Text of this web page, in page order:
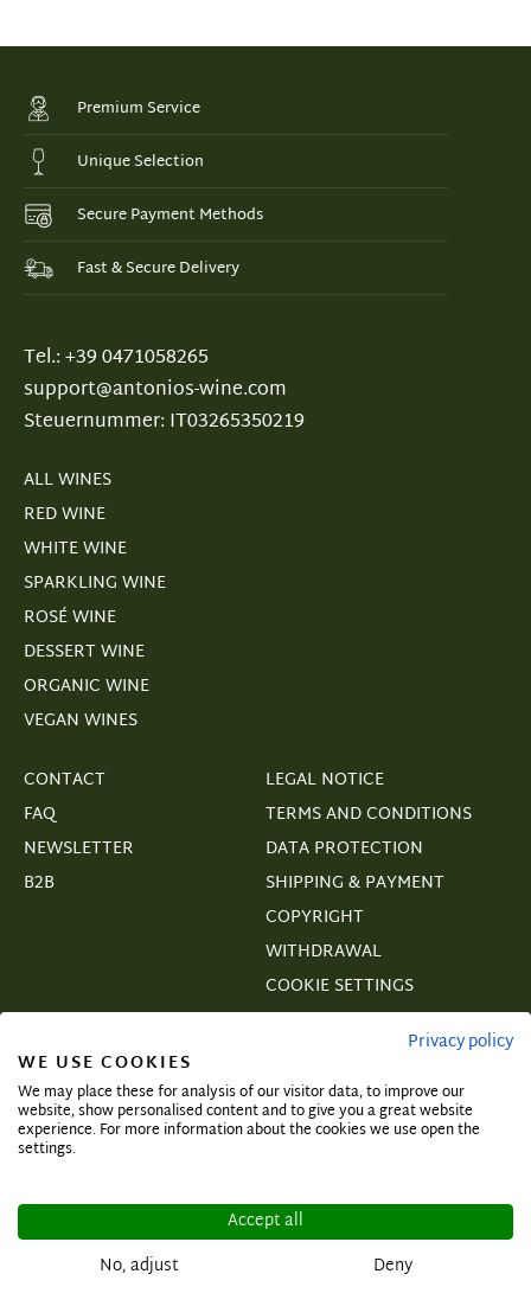
Premium Service
Unique Selection
Secure Payment Methods
Fast & Secure Delivery
Tel.: +39 0471058265
support@antonios-wine.com
Steuernummer: IT03265350219
ALL WINES
RED WINE
WHITE WINE
SPARKLING WINE
ROSÉ WINE
DESSERT WINE
ORGANIC WINE
VEGAN WINES
CONTACT
FAQ
NEWSLETTER
B2B
LEGAL NOTICE
TERMS AND CONDITIONS
DATA PROTECTION
SHIPPING & PAYMENT
COPYRIGHT
WITHDRAWAL
COOKIE SETTINGS
VERTRAGSWIDERRUF
Subscribe and secure exclusive deals!
Privacy policy
WE USE COOKIES
We may place these for analysis of our visitor data, to improve our
website, show personalised content and to give you a great website
experience. For more information about the cookies we use open the
settings.
Accept all
No, adjust
Deny